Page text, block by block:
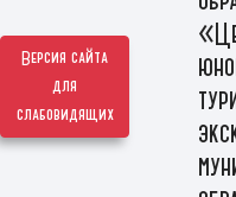
Версия сайта
для
слабовидящих